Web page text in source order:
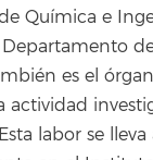
Química e
es el
actividad
labor se lleva